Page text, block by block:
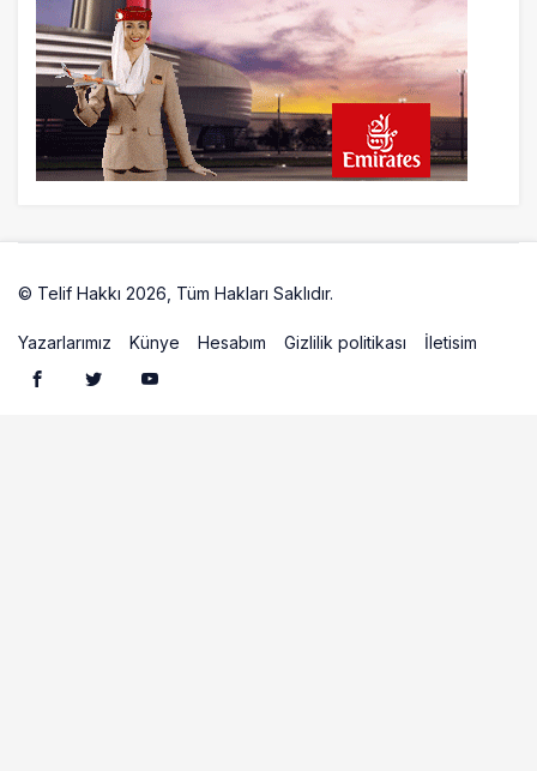
© Telif Hakkı 2026, Tüm Hakları Saklıdır.
Yazarlarımız Künye Hesabım Gizlilik politikası İletisim